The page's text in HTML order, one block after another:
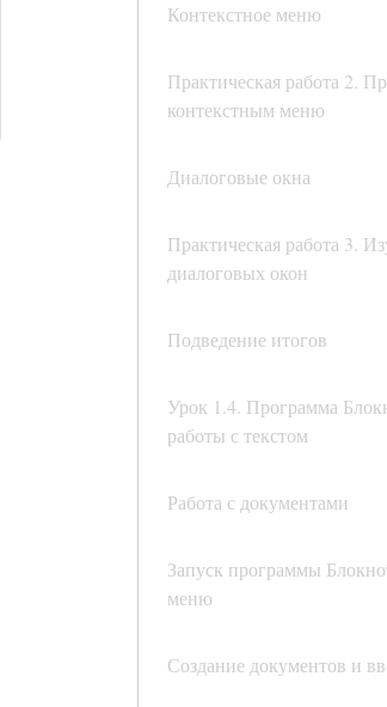
Контекстное меню
Практическая работа 2.
контекстным меню
Диалоговые окна
Практическая работа 3.
диалоговых окон
Подведение итогов
Урок 1.4. Программа
работы с текстом
Работа с документами
Запуск программы
меню
Создание документов и